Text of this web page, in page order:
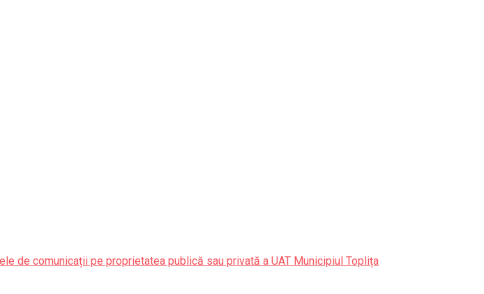
de comunicații pe proprietatea publică sau privată a UAT Municipiul Toplița